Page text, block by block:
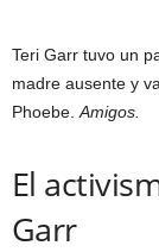
Teri Garr tuvo un
madre ausente y
Phoebe. Amigos.
El
Garr